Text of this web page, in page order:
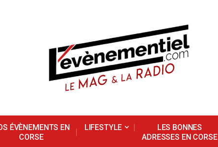
ÉVÈNEMENTS EN
CORSE
LIFESTYLE
LES BONNES
ADRESSES EN CORSE